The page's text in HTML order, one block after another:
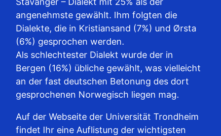
angenehmste gewählt. Ihm folgten die
Dialekte, die in Kristiansand (7%) und Ørsta
(6%) gesprochen werden.
Als schlechtester Dialekt wurde der in
Bergen (16%) übliche gewählt, was vielleicht
an der fast deutschen Betonung des dort
gesprochenen Norwegisch liegen mag.
Auf der Webseite der Universität Trondheim
findet Ihr eine Auflistung der wichtigsten